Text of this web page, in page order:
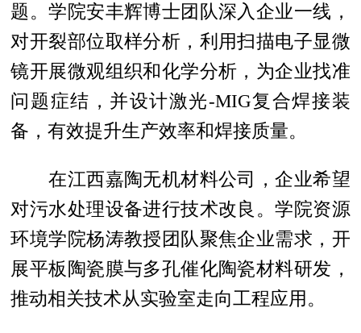
题。学院安丰辉博士团队深入企业一线，
对开裂部位取样分析，利用扫描电子显微
镜开展微观组织和化学分析，为企业找准
问题症结，并设计激光-MIG复合焊接装
备，有效提升生产效率和焊接质量。
在江西嘉陶无机材料公司，企业希望
对污水处理设备进行技术改良。学院资源
环境学院杨涛教授团队聚焦企业需求，开
展平板陶瓷膜与多孔催化陶瓷材料研发，
推动相关技术从实验室走向工程应用。